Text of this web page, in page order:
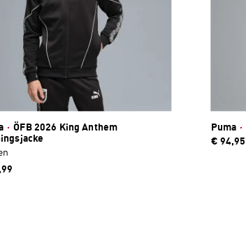
· ÖFB 2026 King Anthem
Puma ·
€ 94,95